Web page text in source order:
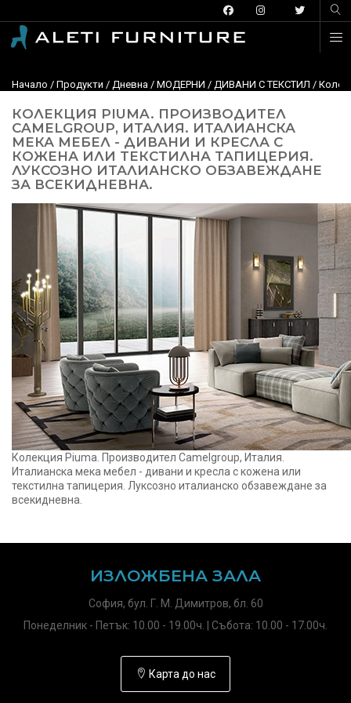
Начало / Продукти / Дневна / МОДЕРНИ / ДИВАНИ С ТЕКСТИЛ /
КОЛЕКЦИЯ PIUMA. ПРОИЗВОДИТЕЛ
CAMELGROUP, ИТАЛИЯ. ИТАЛИАНСКА
МЕКА МЕБЕЛ - ДИВАНИ И КРЕСЛА С
КОЖЕНА ИЛИ ТЕКСТИЛНА ТАПИЦЕРИЯ.
ЛУКСОЗНО ИТАЛИАНСКО ОБЗАВЕЖДАНЕ
ЗА ВСЕКИДНЕВНА.
Колекция Piuma. Производител Camelgroup, Италия.
Италианска мека мебел - дивани и кресла с кожена или
текстилна тапицерия. Луксозно италианско обзавеждане за
всекидневна.
ИЗЛОЖБЕНА ЗАЛА
София, бул. Г. М. Димитров, бл. 60
Понеделник - Петък: 10.00 - 19.00ч. | Събота: 10.00 - 17.00ч.
Карта до нас